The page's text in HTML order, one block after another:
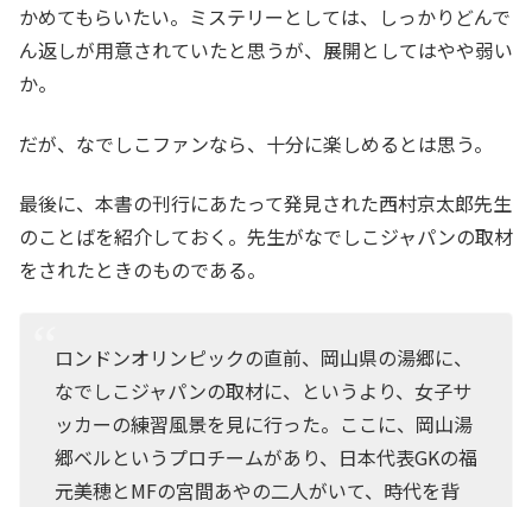
かめてもらいたい。ミステリーとしては、しっかりどんで
ん返しが用意されていたと思うが、展開としてはやや弱い
か。
だが、なでしこファンなら、十分に楽しめるとは思う。
最後に、本書の刊行にあたって発見された西村京太郎先生
のことばを紹介しておく。先生がなでしこジャパンの取材
をされたときのものである。
ロンドンオリンピックの直前、岡山県の湯郷に、
なでしこジャパンの取材に、というより、女子サ
ッカーの練習風景を見に行った。ここに、岡山湯
郷ベルというプロチームがあり、日本代表GKの福
元美穂とMFの宮間あやの二人がいて、時代を背